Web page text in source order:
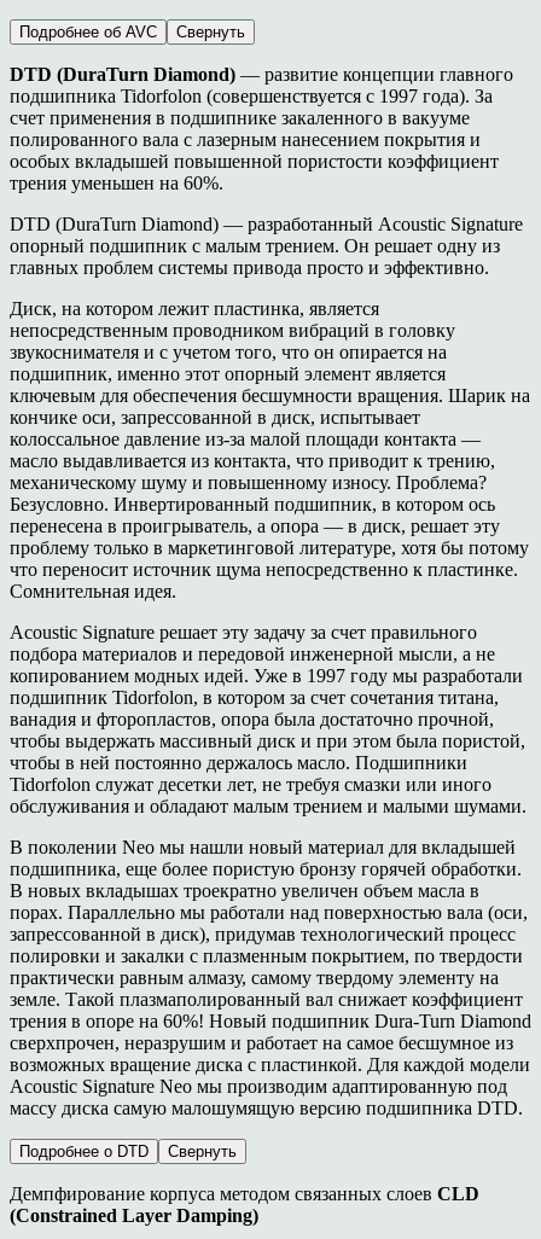
Подробнее об AVC Свернуть
DTD (DuraTurn Diamond) — развитие концепции главного
подшипника Tidorfolon (совершенствуется с 1997 года). За
счет применения в подшипнике закаленного в вакууме
полированного вала с лазерным нанесением покрытия и
особых вкладышей повышенной пористости коэффициент
трения уменьшен на 60%.
DTD (DuraTurn Diamond) — разработанный Acoustic Signature
опорный подшипник с малым трением. Он решает одну из
главных проблем системы привода просто и эффективно.
Диск, на котором лежит пластинка, является
непосредственным проводником вибраций в головку
звукоснимателя и с учетом того, что он опирается на
подшипник, именно этот опорный элемент является
ключевым для обеспечения бесшумности вращения. Шарик на
кончике оси, запрессованной в диск, испытывает
колоссальное давление из-за малой площади контакта —
масло выдавливается из контакта, что приводит к трению,
механическому шуму и повышенному износу. Проблема?
Безусловно. Инвертированный подшипник, в котором ось
перенесена в проигрыватель, а опора — в диск, решает эту
проблему только в маркетинговой литературе, хотя бы потому
что переносит источник щума непосредственно к пластинке.
Сомнительная идея.
Acoustic Signature решает эту задачу за счет правильного
подбора материалов и передовой инженерной мысли, а не
копированием модных идей. Уже в 1997 году мы разработали
подшипник Tidorfolon, в котором за счет сочетания титана,
ванадия и фторопластов, опора была достаточно прочной,
чтобы выдержать массивный диск и при этом была пористой,
чтобы в ней постоянно держалось масло. Подшипники
Tidorfolon служат десетки лет, не требуя смазки или иного
обслуживания и обладают малым трением и малыми шумами.
В поколении Neo мы нашли новый материал для вкладышей
подшипника, еще более пористую бронзу горячей обработки.
В новых вкладышах троекратно увеличен объем масла в
порах. Параллельно мы работали над поверхностью вала (оси,
запрессованной в диск), придумав технологический процесс
полировки и закалки с плазменным покрытием, по твердости
практически равным алмазу, самому твердому элементу на
земле. Такой плазмаполированный вал снижает коэффициент
трения в опоре на 60%! Новый подшипник Dura-Turn Diamond
сверхпрочен, неразрушим и работает на самое бесшумное из
возможных вращение диска с пластинкой. Для каждой модели
Acoustic Signature Neo мы производим адаптированную под
массу диска самую малошумящую версию подшипника DTD.
Подробнее о DTD Свернуть
Демпфирование корпуса методом связанных слоев CLD
(Constrained Layer Damping)